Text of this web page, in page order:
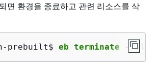
면 환경을 종료하고 관련 리소스를 삭
prebuilt$ eb terminate --all